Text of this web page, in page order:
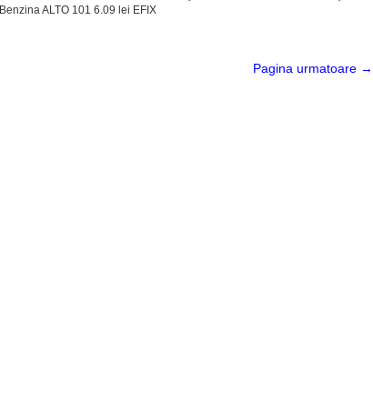
ALTO 101 6.09 lei EFIX
Pagina urmatoare →